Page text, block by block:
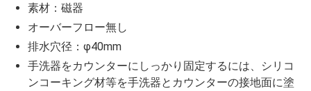
素材：磁器
オーバーフロー無し
排水穴径：φ40mm
手洗器をカウンターにしっかり固定するには、シリコ
ンコーキング材等を手洗器とカウンターの接地面に塗